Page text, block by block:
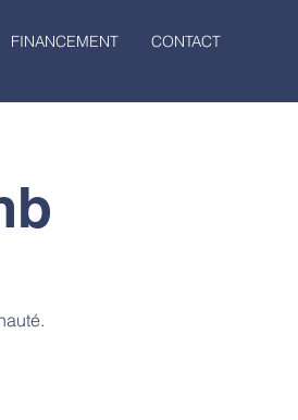
FINANCEMENT CONTACT